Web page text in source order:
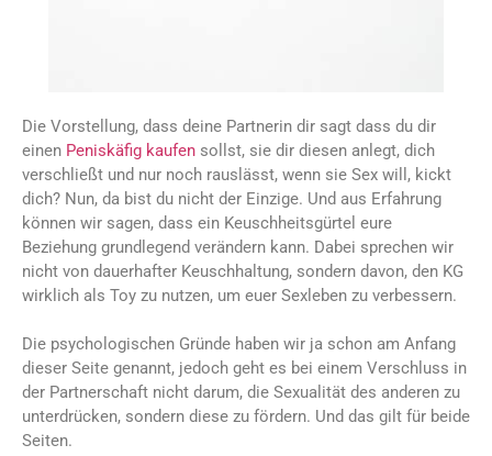
Die Vorstellung, dass deine Partnerin dir sagt dass du dir
einen Peniskäfig kaufen sollst, sie dir diesen anlegt, dich
verschließt und nur noch rauslässt, wenn sie Sex will, kickt
dich? Nun, da bist du nicht der Einzige. Und aus Erfahrung
können wir sagen, dass ein Keuschheitsgürtel eure
Beziehung grundlegend verändern kann. Dabei sprechen wir
nicht von dauerhafter Keuschhaltung, sondern davon, den KG
wirklich als Toy zu nutzen, um euer Sexleben zu verbessern.
Die psychologischen Gründe haben wir ja schon am Anfang
dieser Seite genannt, jedoch geht es bei einem Verschluss in
der Partnerschaft nicht darum, die Sexualität des anderen zu
unterdrücken, sondern diese zu fördern. Und das gilt für beide
Seiten.